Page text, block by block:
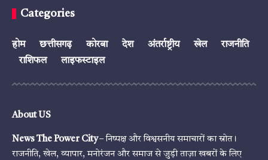
Categories
होम छत्तीसगढ़ कोरबा देश अंतर्राष्ट्रीय खेल
राजनीति
राशिफल
लाइफस्टाइल
About US
News The Power City– निष्पक्ष और विश्वसनीय समाचारों का स्रोत।
राजनीति, खेल, व्यापार, मनोरंजन और समाज से जुड़ी ताज़ा खबरों के लिए